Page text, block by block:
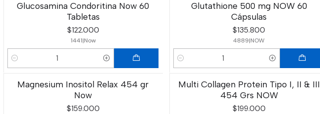
Glucosamina Condoritina Now 60
Tabletas
$122.000
1441|Now
Cantidad
Glutathione 500 mg NOW 60
Cápsulas
$135.800
4889|NOW
Cantidad
Magnesium Inositol Relax 454 gr
Now
$159.000
Multi Collagen Protein Tipo I, II & III
454 Grs NOW
$199.000